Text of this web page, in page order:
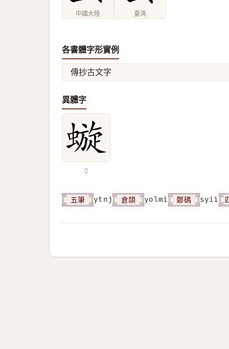
中國大陸 臺灣
各書體字形實例
傳抄古文字
異體字
𧐗
五筆 ytnj 倉頡 yolmi 鄭碼 syii